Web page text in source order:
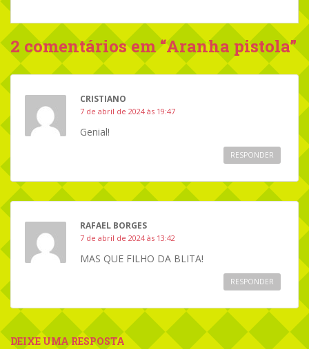
2 comentários em “Aranha pistola”
CRISTIANO
7 de abril de 2024 às 19:47
Genial!
RESPONDER
RAFAEL BORGES
7 de abril de 2024 às 13:42
MAS QUE FILHO DA BLITA!
RESPONDER
DEIXE UMA RESPOSTA